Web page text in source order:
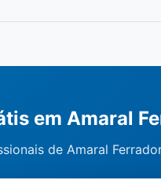
em Amaral
de Amaral